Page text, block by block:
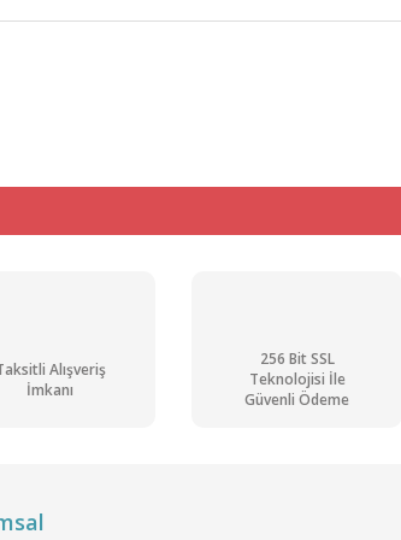
Alışveriş
İmkanı
256 Bit SSL
Teknolojisi İle
Güvenli Ödeme